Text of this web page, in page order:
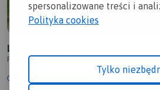
spersonalizowane treści i
Polityka cookies
Tylko
Lasy Janowskie i Wyżyna Lubelska
Polska, podkarpackie, Stalowa Wola
7:48 h 2km